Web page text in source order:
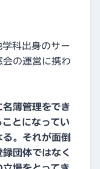
科出身のサー
の運営に携わ
名簿管理をでき
とになってい
。それが面倒
団体ではなく